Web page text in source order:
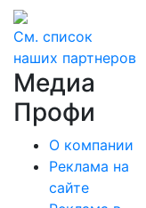
См. список
наших партнеров
Медиа
Профи
О компании
Реклама на
сайте